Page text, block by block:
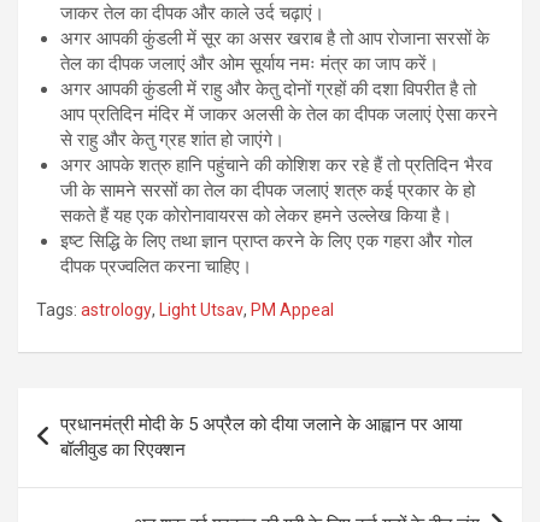
जाकर तेल का दीपक और काले उर्द चढ़ाएं।
अगर आपकी कुंडली में सूर का असर खराब है तो आप रोजाना सरसों के
तेल का दीपक जलाएं और ओम सूर्याय नमः मंत्र का जाप करें।
अगर आपकी कुंडली में राहु और केतु दोनों ग्रहों की दशा विपरीत है तो
आप प्रतिदिन मंदिर में जाकर अलसी के तेल का दीपक जलाएं ऐसा करने
से राहु और केतु ग्रह शांत हो जाएंगे।
अगर आपके शत्रु हानि पहुंचाने की कोशिश कर रहे हैं तो प्रतिदिन भैरव
जी के सामने सरसों का तेल का दीपक जलाएं शत्रु कई प्रकार के हो
सकते हैं यह एक कोरोनावायरस को लेकर हमने उल्लेख किया है।
इष्ट सिद्धि के लिए तथा ज्ञान प्राप्त करने के लिए एक गहरा और गोल
दीपक प्रज्वलित करना चाहिए।
Tags: astrology, Light Utsav, PM Appeal
navigation
प्रधानमंत्री मोदी के 5 अप्रैल को दीया जलाने के आह्वान पर आया
बॉलीवुड का रिएक्शन